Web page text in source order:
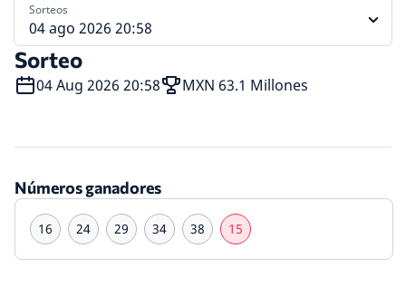
Sorteo
04 Aug 2026 20:58 MXN 63.1 Millones
Sorteos
04 ago 2026 20:58
Números ganadores
16 24 29 34 38 15